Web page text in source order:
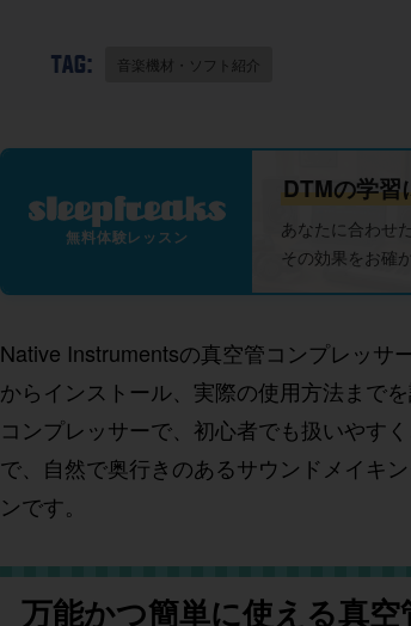
TAG: 音楽機材・ソフト紹介
無料体験レッスン
DTMの学習
あなたに合わせ
その効果をお確
Native Instrumentsの真空管コンプレッサ
からインストール、実際の使用方法まで
コンプレッサーで、初心者でも扱いやす
で、自然で奥行きのあるサウンドメイキ
ンです。
万能かつ簡単に使える真